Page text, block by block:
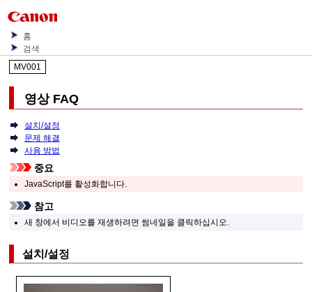
홈
검색
MV001
영상 FAQ
설치/설정
문제 해결
사용 방법
중요
JavaScript를 활성화합니다.
참고
새 창에서 비디오를 재생하려면 썸네일을 클릭하십시오.
설치/설정